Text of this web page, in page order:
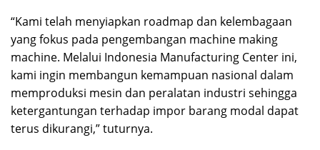
“Kami telah menyiapkan roadmap dan kelembagaan
yang fokus pada pengembangan machine making
machine. Melalui Indonesia Manufacturing Center ini,
kami ingin membangun kemampuan nasional dalam
memproduksi mesin dan peralatan industri sehingga
ketergantungan terhadap impor barang modal dapat
terus dikurangi,” tuturnya.